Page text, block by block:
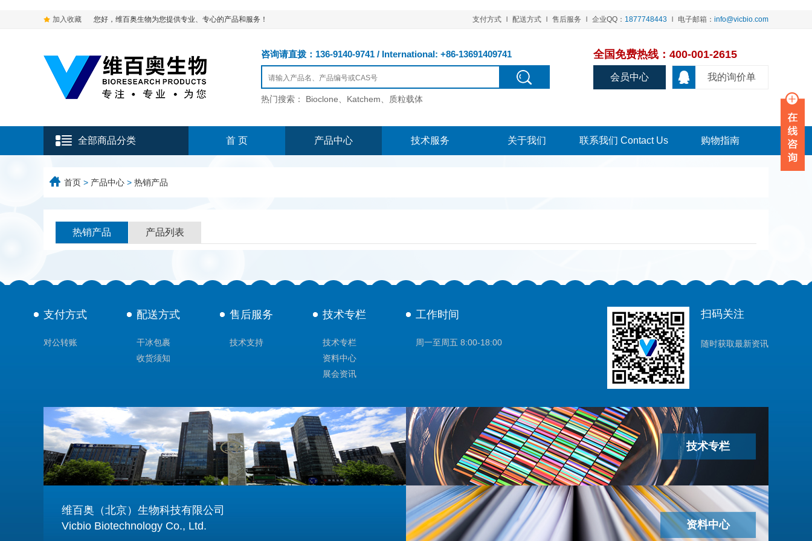
加入收藏 您好，维百奥生物为您提供专业、专心的产品和服务！ 支付方式 配送方式 售后服务 企业QQ： 1877748443 电子邮箱： info@vicbio.com
咨询请直拨：136-9140-9741 / International: +86-13691409741
热门搜索： Bioclone、Katchem、质粒载体
全国免费热线：400-001-2615
我的询价单
会员中心
全部商品分类 首 页 产品中心 技术服务 关于我们 联系我们 Contact Us 购物指南
首页 > 产品中心 > 热销产品
热销产品 产品列表
支付方式
对公转账
配送方式
干冰包裹
收货须知
售后服务
技术支持
技术专栏
技术专栏
资料中心
展会资讯
工作时间
周一至周五 8:00-18:00
扫码关注
随时获取最新资讯
维百奥（北京）生物科技有限公司
Vicbio Biotechnology Co., Ltd.
技术专栏
资料中心